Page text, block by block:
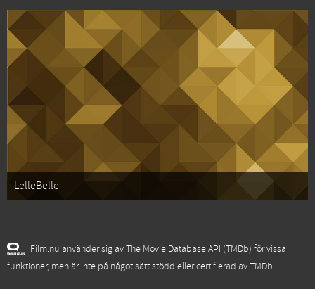
LelleBelle
Film.nu använder sig av The Movie Database API (TMDb) för vissa
funktioner, men är inte på något sätt stödd eller certifierad av TMDb.